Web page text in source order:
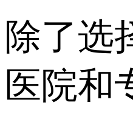
除了选
医院和